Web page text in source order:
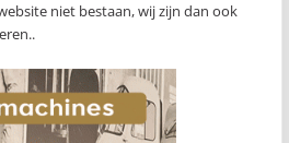
niet bestaan, wij zijn dan ook